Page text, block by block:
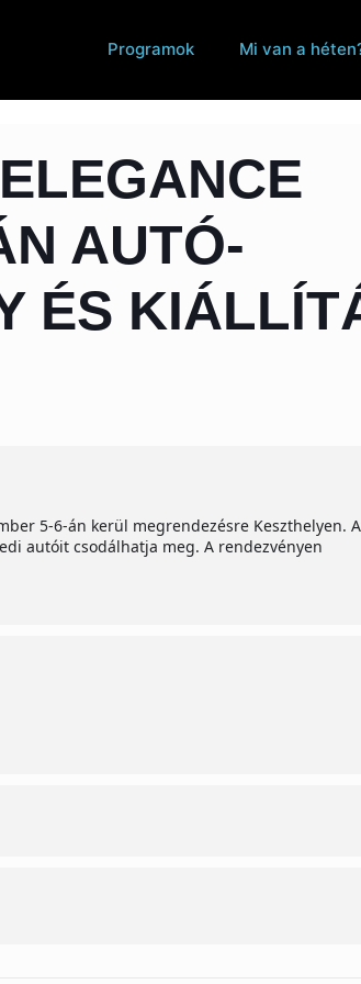
Programok Mi van a
AUTÓ-
ÉS
5-6-án kerül megrendezésre Keszthelyen.
autóit csodálhatja meg. A rendezvényen